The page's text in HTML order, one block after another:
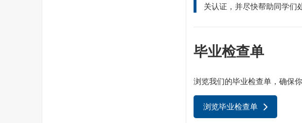
关认证，并尽快帮助同学们
毕业检查单
浏览我们的毕业检查单，确保
浏览毕业检查单